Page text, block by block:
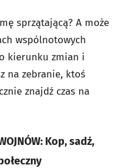
sprzątającą? A może
wspólnotowych
kierunku zmian i
na zebranie, ktoś
znajdź czas na
Kop, sadź,